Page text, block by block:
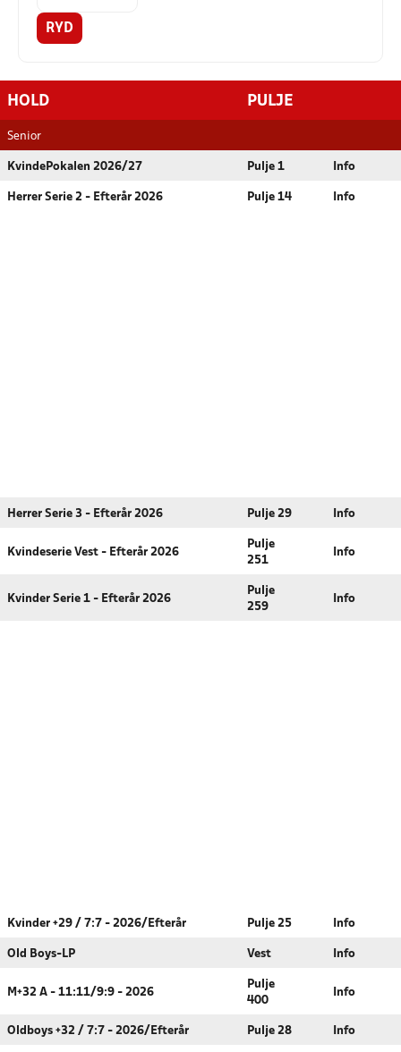
RYD
HOLD PULJE
Senior
KvindePokalen 2026/27 Pulje 1 Info
Herrer Serie 2 - Efterår 2026 Pulje 14 Info
Herrer Serie 3 - Efterår 2026 Pulje 29 Info
Kvindeserie Vest - Efterår 2026
Pulje
251
Info
Kvinder Serie 1 - Efterår 2026
Pulje
259
Info
Kvinder +29 / 7:7 - 2026/Efterår Pulje 25 Info
Old Boys-LP Vest Info
M+32 A - 11:11/9:9 - 2026
Pulje
400
Info
Oldboys +32 / 7:7 - 2026/Efterår Pulje 28 Info